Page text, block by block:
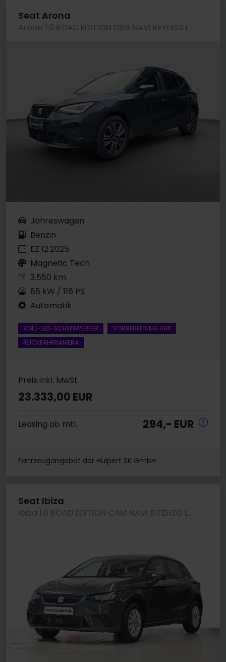
Seat Arona
Arona 1.0 ROAD EDITION DSG NAVI KEYLESS LM17
Jahreswagen
Benzin
EZ 12.2025
Magnetic Tech
3.550 km
85 kW / 116 PS
Automatik
VOLL-LED-SCHEINWERFER
VORBEREITUNG AHK
RÜCKFAHRKAMERA
Preis inkl. MwSt.
23.333,00 EUR
Leasing ab mtl. 294,- EUR
Fahrzeugangebot der Hülpert SK GmbH
Seat Ibiza
Ibiza 1.0 ROAD EDITION CAM NAVI SITZHZG LM15